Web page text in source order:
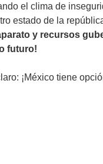
el clima de
estado de la
y recursos
futuro!
¡México tiene